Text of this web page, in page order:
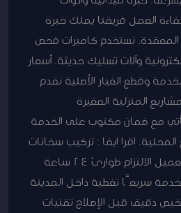
العمل فريقنا يملك خبرة
المعقدة. نستخدم كاميرات فحص
وآلات تسليك حديثة. أسعار
وقطع الغيار الأصلية نقدم
المنزلية الصغيرة
مع ضمان مكتوب على الخدمة
اقرا ايضا : تركيب سخانات
مركزى الميزة النتيجة للعميل الالتزام طوارئ 24 ساعة
سريعًا تغطية داخل المدينة
دقيق قبل الإصلاح تقنيات